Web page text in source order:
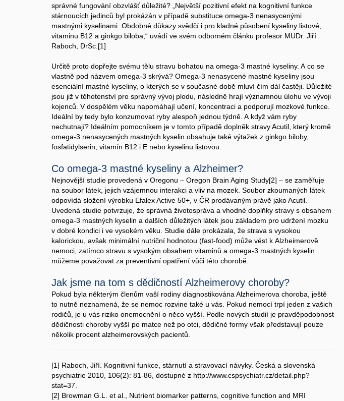
správné fungování obzvlášť důležité? „Největší pozitivní efekt na kognitivní funkce
stárnoucích jedinců byl prokázán v případě substituce omega-3 nenasycenými
mastnými kyselinami. Obdobné důkazy svědčí i pro kladné působení kyseliny listové,
vitaminu B12 a ginkgo biloba,“ uvádí ve svém odborném článku profesor MUDr. Jiří
Raboch, DrSc.[1]
Určitě proto dopřejte svému tělu stravu bohatou na omega-3 mastné kyseliny. A co se
vlastně pod názvem omega-3 skrývá? Omega-3 nenasycené mastné kyseliny jsou
esenciální mastné kyseliny, o kterých se v současné době mluví čím dál častěji. Důležité
jsou již v těhotenství pro správný vývoj plodu, následně hrají významnou úlohu ve vývoji
kojenců. V dospělém věku napomáhají učení, koncentraci a podporují mozkové funkce.
Ideální by tedy bylo konzumovat ryby alespoň jednou týdně. A když vám ryby
nechutnají? Ideálním pomocníkem je v tomto případě doplněk stravy Acutil, který kromě
omega-3 nenasycených mastných kyselin obsahuje také výtažek z ginkgo biloby,
fosfatidylserin, vitamín B12 i E nebo kyselinu listovou.
Co omega-3 mastné kyseliny a Alzheimer?
Nejnovější studie provedená v Oregonu – Oregon Brain Aging Study[2] – se zaměřuje
na soubor látek, jejich vzájemnou interakci a vliv na mozek. Soubor zkoumaných látek
odpovídá složení výrobku Efalex Active 50+, v ČR prodávaným právě jako Acutil.
Uvedená studie potvrzuje, že správná životospráva a vhodné doplňky stravy s obsahem
omega-3 mastných kyselin a dalších důležitých látek jsou základem pro udržení mozku
v dobré kondici i ve vysokém věku. Studie dále prokázala, že strava s vysokou
kalorickou, avšak minimální nutriční hodnotou (fast-food) může vést k Alzheimerově
nemoci, zatímco stravu s vysokým obsahem vitaminů a omega-3 mastných kyselin
můžeme považovat za preventivní opatření vůči této chorobě.
Jak jsme na tom s dědičností Alzheimerovy choroby?
Pokud byla některým členům vaší rodiny diagnostikována Alzheimerova choroba, ještě
to nutně neznamená, že se nemoc rozvine také u vás. Pokud nemocí trpí jeden z vašich
rodičů, je u vás riziko onemocnění o něco vyšší. Podle nových studií je pravděpodobnost
dědičnosti choroby vyšší po matce než po otci, dědičné formy však představují pouze
několik procent alzheimerovských pacientů.
[1] Raboch, Jiří. Kognitivní funkce, stárnutí a stravovací návyky. Česká a slovenská
psychiatrie 2010, 106(2): 81-86, dostupné z http://www.cspsychiatr.cz/detail.php?
stat=37.
[2] Browman G.L. et al., Nutrient biomarker patterns, cognitive function and MRI